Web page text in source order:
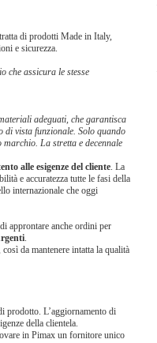
di prodotti Made in Italy,
e sicurezza.
che assicura le stesse
adeguati, che garantisca
vista funzionale. Solo quando
La stretta e decennale
alle esigenze del cliente. La
e accuratezza tutte le fasi della
internazionale che oggi
approntare anche ordini per
.
da mantenere intatta la qualità
prodotto. L’aggiornamento di
della clientela.
in Pimax un fornitore unico